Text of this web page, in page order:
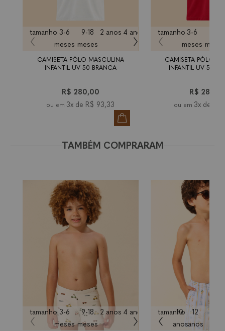
CAMISETA PÓLO MASCULINA
INFANTIL UV 50 BRANCA
R$ 280,00
3x de R$ 93,33
tamanho 3-6
meses
9-18
meses
2 anos 4 anos 6 anos 8 anos
anos
CAMISETA PÓLO
INFANTIL UV 50
R$
3x de
tamanho 3-6
meses
TAMBÉM COMPRARAM
tamanho 3-6
meses
9-18
meses
2 anos 4 anos 6 anos 8 anos
10
anos
tamanho
10
anos
12
anos